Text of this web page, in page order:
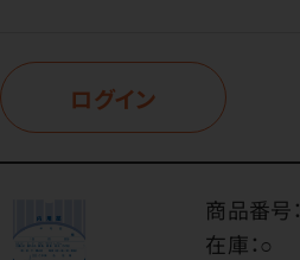
ログイン
商品番号：
在庫：○